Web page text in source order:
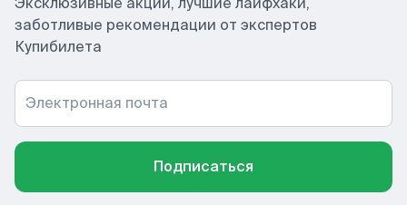
заботливые рекомендации от экспертов
Купибилета
Электронная почта
Подписаться